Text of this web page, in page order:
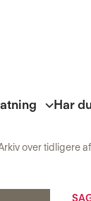
Har
over tidligere